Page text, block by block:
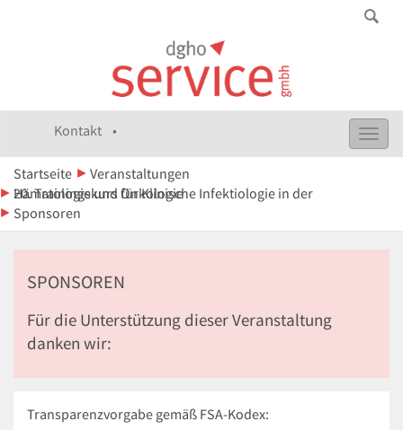
Kontakt •
Startseite
Veranstaltungen
20. Trainingskurs für Klinische Infektiologie in der Hämatologie und Onkologie
Sponsoren
SPONSOREN
Für die Unterstützung dieser Veranstaltung
danken wir:
Transparenzvorgabe gemäß FSA-Kodex: